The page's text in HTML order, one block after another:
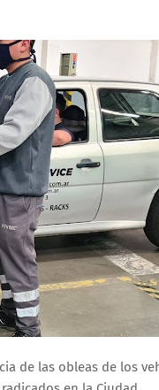
de las obleas de los